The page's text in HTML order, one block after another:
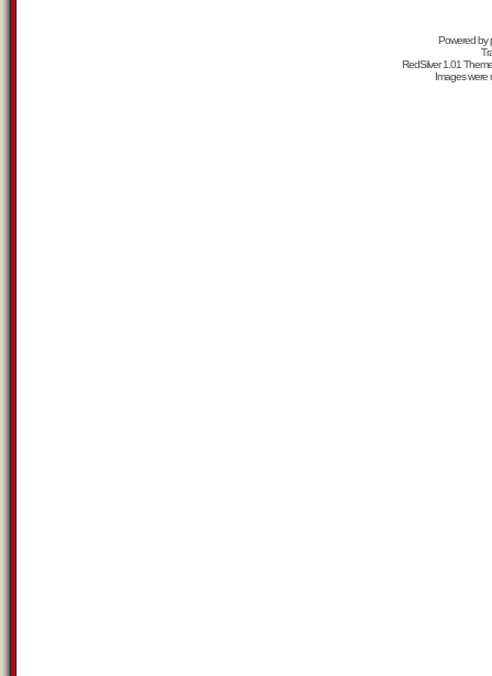
Powered by
RedSilver 1.01
Images were